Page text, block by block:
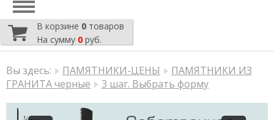
В корзине 0 товаров
На сумму 0 руб.
Вы здесь: ПАМЯТНИКИ-ЦЕНЫ
ПАМЯТНИКИ ИЗ
ГРАНИТА черные
3 шаг. Выбрать форму